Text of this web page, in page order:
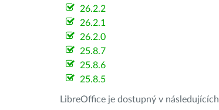
26.2.2
26.2.1
26.2.0
25.8.7
25.8.6
25.8.5
LibreOffice je dostupný v následujících